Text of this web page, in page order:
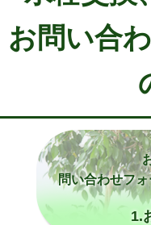
お問い合
問い合わせフォ
1.